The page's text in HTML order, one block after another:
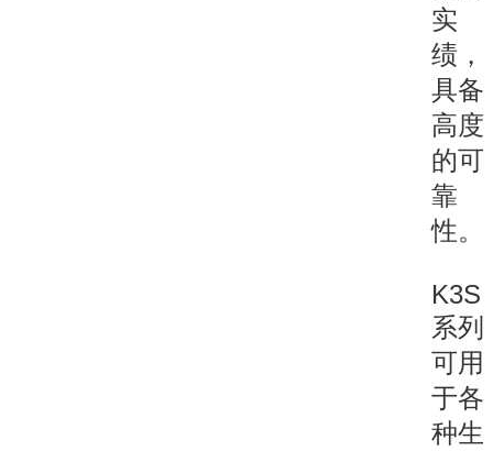
实
绩，
具备
高度
的可
靠
性。
K3S
系列
可用
于各
种生